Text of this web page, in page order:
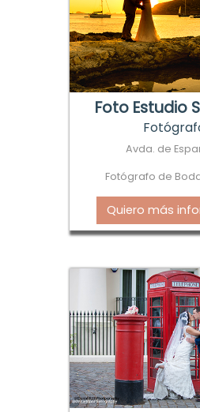
Foto Estudio
Avda. de
Fotógrafo de
Quiero más